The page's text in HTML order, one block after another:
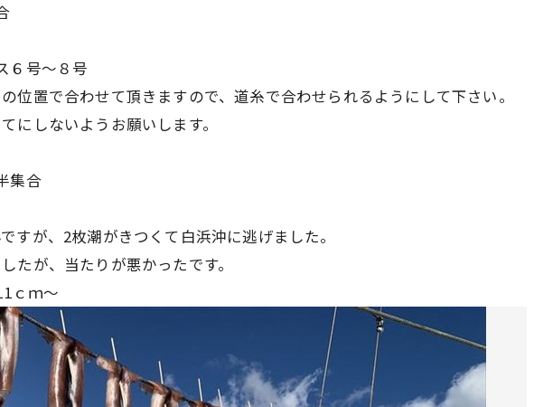
号～８号
位置で合わせて頂きますので、道糸で合わせられるようにして下さい。
にしないようお願いします。
集合
すが、2枚潮がきつくて白浜沖に逃げました。
たが、当たりが悪かったです。
ｃｍ～